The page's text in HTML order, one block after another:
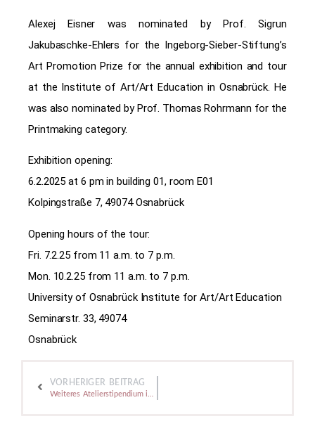
Alexej Eisner was nominated by Prof. Sigrun
Jakubaschke-Ehlers for the Ingeborg-Sieber-Stiftung’s
Art Promotion Prize for the annual exhibition and tour
at the Institute of Art/Art Education in Osnabrück. He
was also nominated by Prof. Thomas Rohrmann for the
Printmaking category.
Exhibition opening:
6.2.2025 at 6 pm in building 01, room E01
Kolpingstraße 7, 49074 Osnabrück
Opening hours of the tour:
Fri. 7.2.25 from 11 a.m. to 7 p.m.
Mon. 10.2.25 from 11 a.m. to 7 p.m.
University of Osnabrück Institute for Art/Art Education
Seminarstr. 33, 49074
Osnabrück
VORHERIGER BEITRAG
Weiteres Atelierstipendium in »DaunTown«​